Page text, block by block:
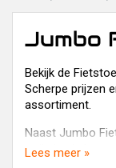
Jumbo
Bekijk de
Scherpe prijzen
assortiment.
Naast Jumbo
artikelenin het
Lees meer »